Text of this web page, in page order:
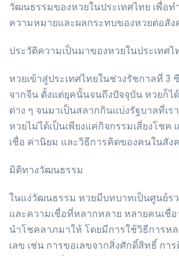
วัฒนธรรมของหวยในประเทศไทย เพื่อท
ความหมายและผลกระทบของหวยต่อสัง
ประวัติความเป็นมาของหวยในประเทศไ
หวยเข้าสู่ประเทศไทยในช่วงรัชกาลที่ 3
จากจีน ตั้งแต่ยุคนั้นจนถึงปัจจุบัน หวยก็
ต่าง ๆ จนมาเป็นสลากกินแบ่งรัฐบาลที่เ
หวยไม่ได้เป็นเพียงแค่กิจกรรมเสี่ยงโชค
เชื่อ ค่านิยม และวิธีการคิดของคนในสัง
มิติทางวัฒนธรรม
ในแง่วัฒนธรรม หวยมีบทบาทเป็นศูนย์ร
และความเชื่อที่หลากหลาย หลายคนเชื่
นำโชคลาภมาให้ โดยมีการใช้วิธีการห
เลข เช่น การขอเลขจากสิ่งศักดิ์สิทธิ์ กา